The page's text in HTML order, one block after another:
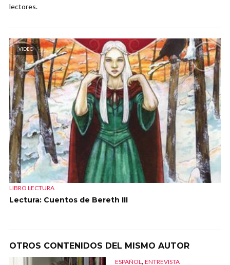
lectores.
VIDEO
LIBRO LECTURA
Lectura: Cuentos de Bereth III
OTROS CONTENIDOS DEL MISMO AUTOR
ESPAÑOL, ENTREVISTA